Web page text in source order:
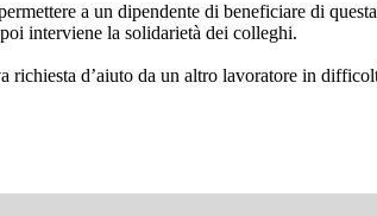
a un dipendente di beneficiare di
interviene la solidarietà dei colleghi.
richiesta d’aiuto da un altro lavoratore in